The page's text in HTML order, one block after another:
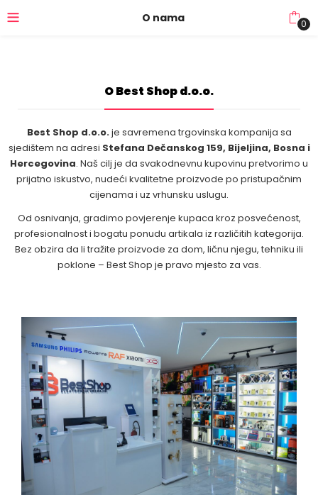
O nama 0
O Best Shop d.o.o.
Best Shop d.o.o.je savremena trgovinska kompanija sa
sjedištem na adresi Stefana Dečanskog 159, Bijeljina, Bosna i
Hercegovina. Naš cilj je da svakodnevnu kupovinu pretvorimo u
prijatno iskustvo, nudeći kvalitetne proizvode po pristupačnim
cijenama i uz vrhunsku uslugu.
Od osnivanja, gradimo povjerenje kupaca kroz posvećenost,
profesionalnost i bogatu ponudu artikala iz različitih kategorija.
Bez obzira da li tražite proizvode za dom, ličnu njegu, tehniku ili
poklone – Best Shop je pravo mjesto za vas.